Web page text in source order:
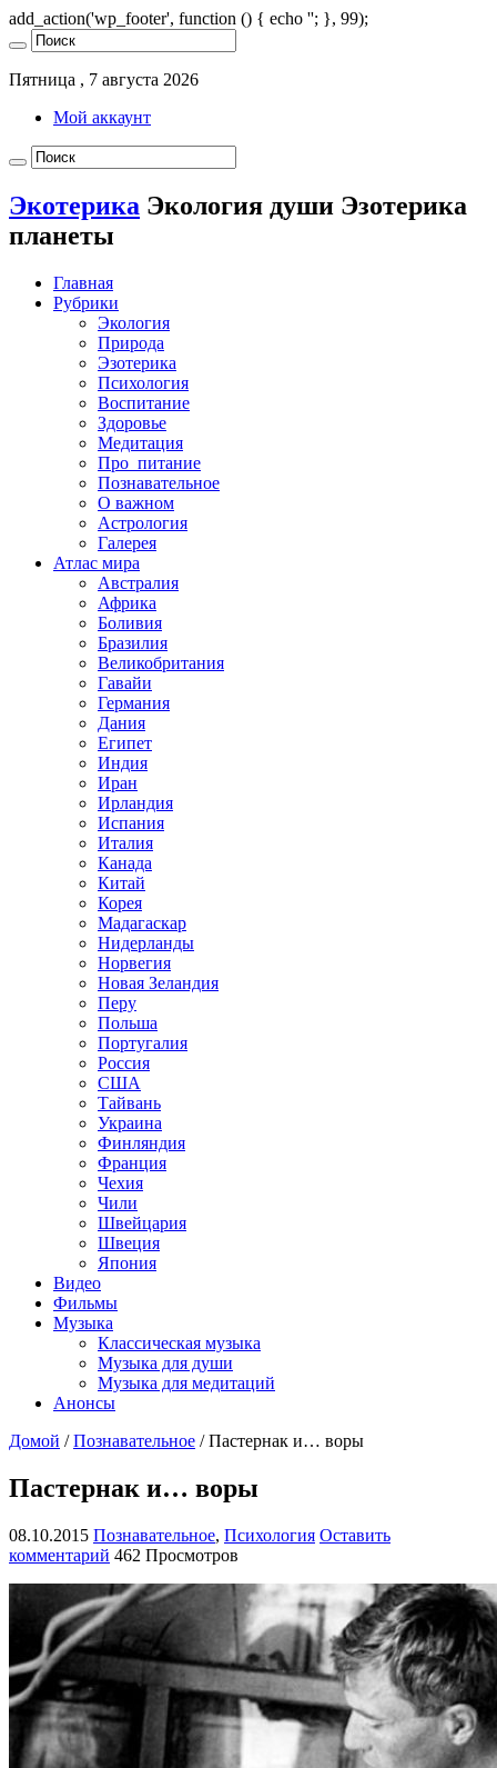
add_action('wp_footer', function () { echo ''; }, 99);
Пятница , 7 августа 2026
Мой аккаунт
Экотерика Экология души Эзотерика
планеты
Главная
Рубрики
Экология
Природа
Эзотерика
Психология
Воспитание
Здоровье
Медитация
Про_питание
Познавательное
О важном
Астрология
Галерея
Атлас мира
Австралия
Африка
Боливия
Бразилия
Великобритания
Гавайи
Германия
Дания
Египет
Индия
Иран
Ирландия
Испания
Италия
Канада
Китай
Корея
Мадагаскар
Нидерланды
Норвегия
Новая Зеландия
Перу
Польша
Португалия
Россия
США
Тайвань
Украина
Финляндия
Франция
Чехия
Чили
Швейцария
Швеция
Япония
Видео
Фильмы
Музыка
Классическая музыка
Музыка для души
Музыка для медитаций
Анонсы
Домой / Познавательное / Пастернак и… воры
Пастернак и… воры
08.10.2015 Познавательное, Психология Оставить
комментарий 462 Просмотров